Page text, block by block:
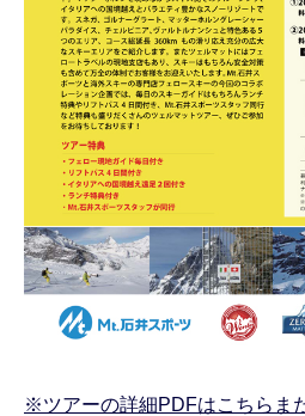
※ツアーの詳細PDFはこちらま